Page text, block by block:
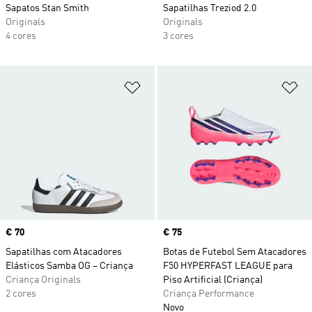
Sapatos Stan Smith
Originals
4 cores
Sapatilhas Treziod 2.0
Originals
3 cores
Price
€ 70
Sapatilhas com Atacadores
Elásticos Samba OG – Criança
Criança Originals
2 cores
Price
€ 75
Botas de Futebol Sem Atacadores
F50 HYPERFAST LEAGUE para
Piso Artificial (Criança)
Criança Performance
Novo